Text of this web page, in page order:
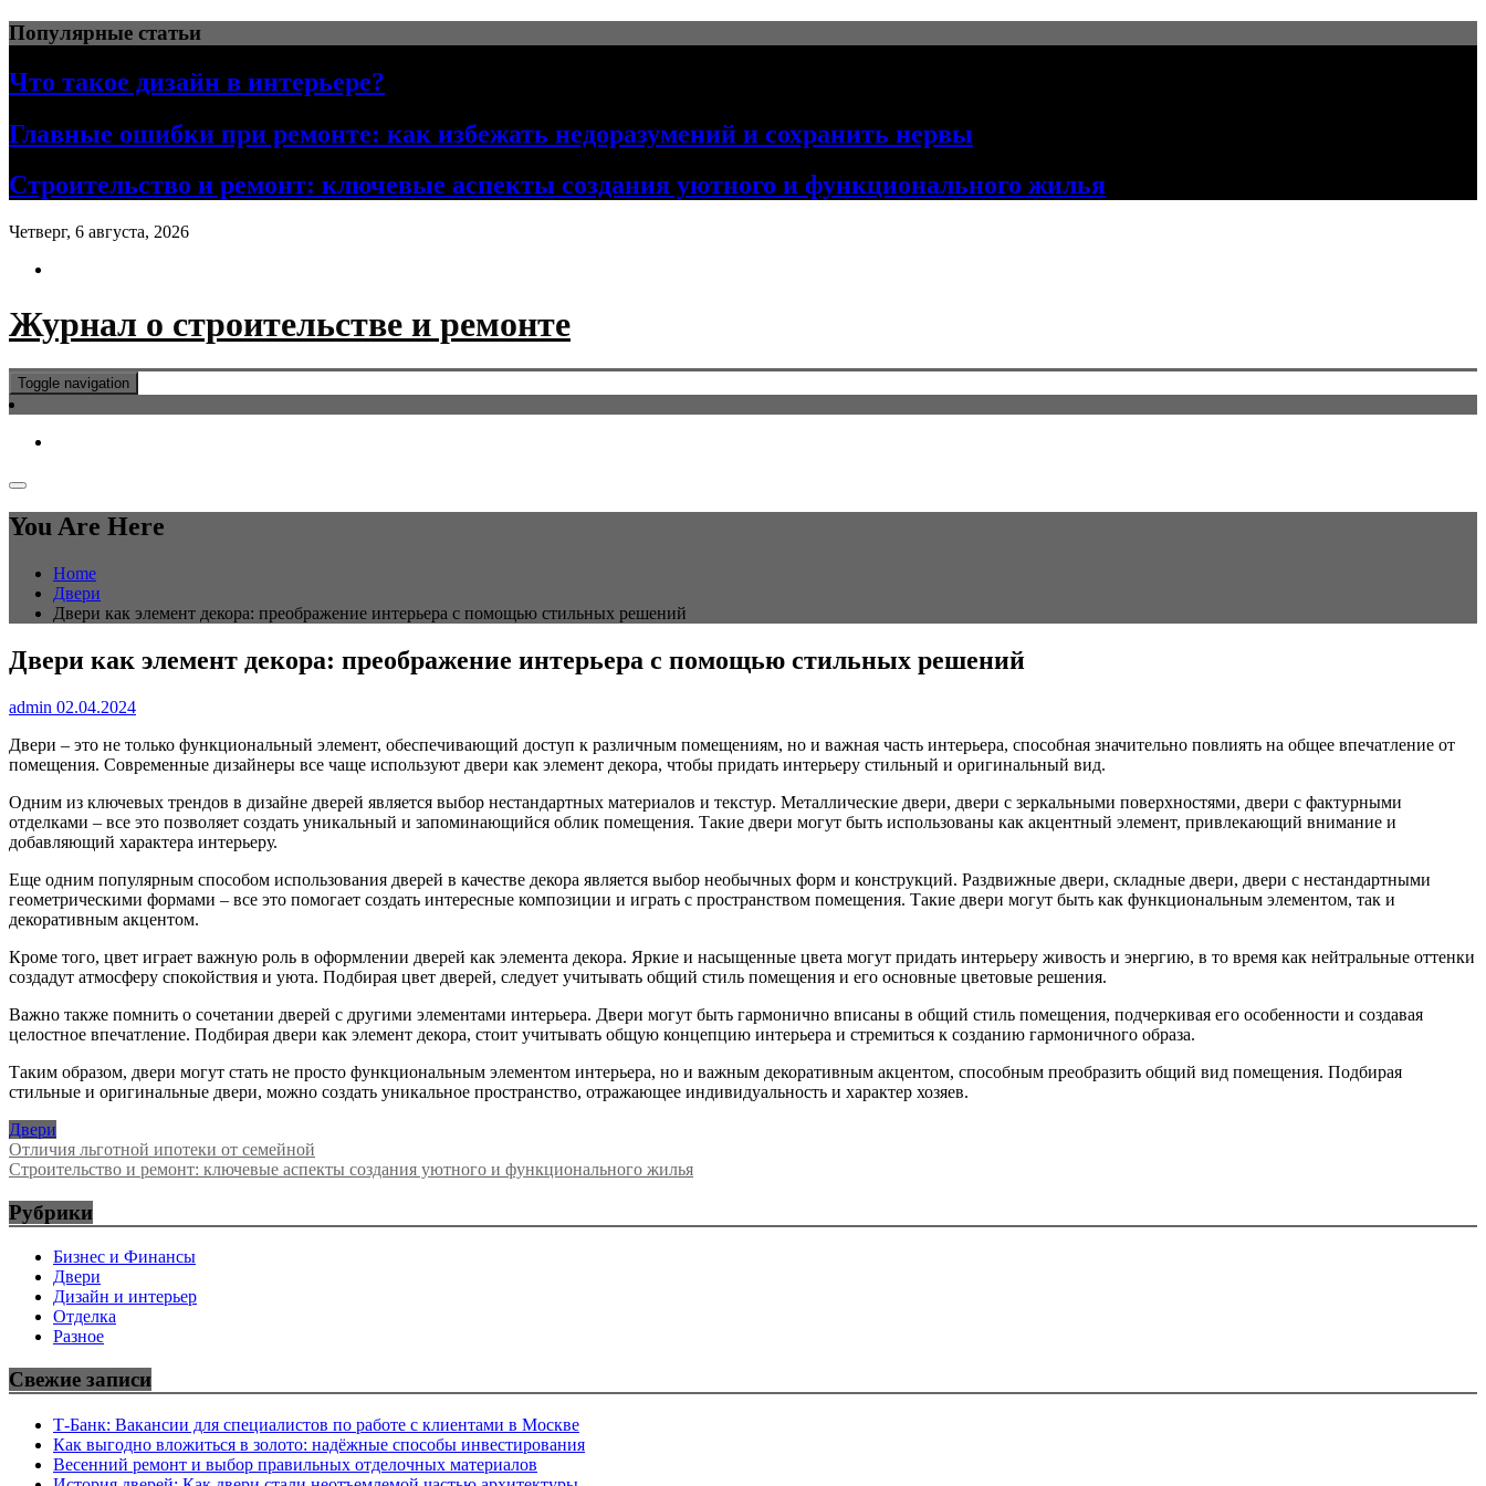
Skip
to
content
Популярные статьи
Что такое дизайн в интерьере?
Главные ошибки при ремонте: как избежать недоразумений и сохранить нервы
Строительство и ремонт: ключевые аспекты создания уютного и функционального жилья
Четверг, 6 августа, 2026
Журнал о строительстве и ремонте
Toggle navigation
You Are Here
Home
Двери
Двери как элемент декора: преображение интерьера с помощью стильных решений
Двери как элемент декора: преображение интерьера с помощью стильных решений
admin 02.04.2024
Двери – это не только функциональный элемент, обеспечивающий доступ к различным помещениям, но и важная часть интерьера, способная значительно повлиять на общее впечатление от
помещения. Современные дизайнеры все чаще используют двери как элемент декора, чтобы придать интерьеру стильный и оригинальный вид.
Одним из ключевых трендов в дизайне дверей является выбор нестандартных материалов и текстур. Металлические двери, двери с зеркальными поверхностями, двери с фактурными
отделками – все это позволяет создать уникальный и запоминающийся облик помещения. Такие двери могут быть использованы как акцентный элемент, привлекающий внимание и
добавляющий характера интерьеру.
Еще одним популярным способом использования дверей в качестве декора является выбор необычных форм и конструкций. Раздвижные двери, складные двери, двери с нестандартными
геометрическими формами – все это помогает создать интересные композиции и играть с пространством помещения. Такие двери могут быть как функциональным элементом, так и
декоративным акцентом.
Кроме того, цвет играет важную роль в оформлении дверей как элемента декора. Яркие и насыщенные цвета могут придать интерьеру живость и энергию, в то время как нейтральные оттенки
создадут атмосферу спокойствия и уюта. Подбирая цвет дверей, следует учитывать общий стиль помещения и его основные цветовые решения.
Важно также помнить о сочетании дверей с другими элементами интерьера. Двери могут быть гармонично вписаны в общий стиль помещения, подчеркивая его особенности и создавая
целостное впечатление. Подбирая двери как элемент декора, стоит учитывать общую концепцию интерьера и стремиться к созданию гармоничного образа.
Таким образом, двери могут стать не просто функциональным элементом интерьера, но и важным декоративным акцентом, способным преобразить общий вид помещения. Подбирая
стильные и оригинальные двери, можно создать уникальное пространство, отражающее индивидуальность и характер хозяев.
Двери
Навигация
по
записям
Отличия льготной ипотеки от семейной
Строительство и ремонт: ключевые аспекты создания уютного и функционального жилья
Рубрики
Бизнес и Финансы
Двери
Дизайн и интерьер
Отделка
Разное
Свежие записи
Т-Банк: Вакансии для специалистов по работе с клиентами в Москве
Как выгодно вложиться в золото: надёжные способы инвестирования
Весенний ремонт и выбор правильных отделочных материалов